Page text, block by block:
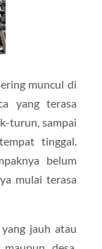
muncul di
yang terasa
turun, sampai
tinggal.
belum
mulai terasa
jauh atau